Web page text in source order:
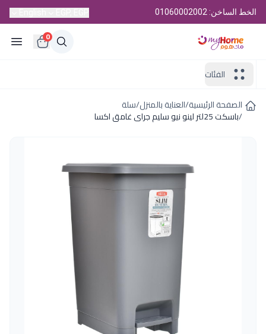
الخط الساخن: 01060002002
0
الفئات
الصفحة الرئيسية/العناية بالمنزل/سلة
/باسكت 25لتر لينو نيو سليم جراى غامق اكسا